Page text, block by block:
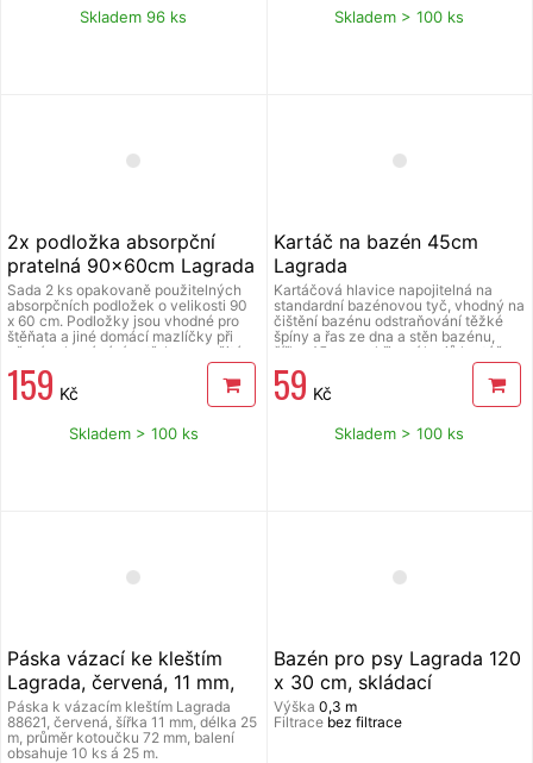
vchodu Vašeho domova, kanceláře
nebo nad klimatizaci, tepelné
Skladem 96 ks
vchodu Vašeho domova, kanceláře
nebo nad klimatizaci, tepelné
Skladem > 100 ks
2x podložka absorpční
pratelná 90x60cm Lagrada
Sada 2 ks opakovaně použitelných
absorpčních podložek o velikosti 90
x 60 cm. Podložky jsou vhodné pro
štěňata a jiné domácí mazlíčky při
učení vykonávání potřeby na určitém
místě, pro starší a nemocné mazlíčky,
pod misky s vodou/jídlem, do
přepravních klecí, do auta atd. Slouží
sedaček. Podložky mají 4 vrstvy,
které zajistí Vašim mazlíčkům pohodlí
159 Kč
Skladem > 100 ks
Kartáč na bazén 45cm
Lagrada
Kartáčová hlavice napojitelná na
standardní bazénovou tyč, vhodný na
čištění bazénu odstraňování těžké
špíny a řas ze dna a stěn bazénu,
šířka 45 cm, zakřivení krajů kartáče
pro snadné čištění všech záhybů
bazénu.
59 Kč
Skladem > 100 ks
Páska vázací ke kleštím
Lagrada, červená, 11 mm,
25 m, 10 ks
Páska k vázacím kleštím Lagrada
88621, červená, šířka 11 mm, délka 25
m, průměr kotoučku 72 mm, balení
obsahuje 10 ks á 25 m.
Bazén pro psy Lagrada 120
x 30 cm, skládací
Výška 0,3 m
Filtrace bez filtrace